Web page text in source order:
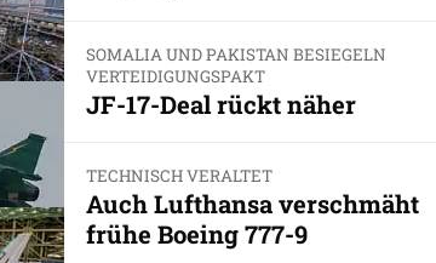
SOMALIA UND PAKISTAN BESIEGELN
VERTEIDIGUNGSPAKT
JF-17-Deal rückt näher
TECHNISCH VERALTET
Auch Lufthansa verschmäht
frühe Boeing 777-9